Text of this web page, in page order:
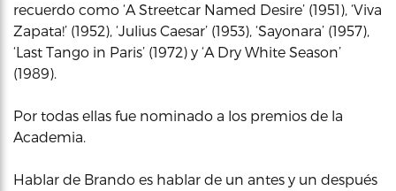
recuerdo como ‘A Streetcar Named Desire’ (1951), ‘Viva
Zapata!’ (1952), ‘Julius Caesar’ (1953), ‘Sayonara’ (1957),
‘Last Tango in Paris’ (1972) y ‘A Dry White Season’
(1989).
Por todas ellas fue nominado a los premios de la
Academia.
Hablar de Brando es hablar de un antes y un después